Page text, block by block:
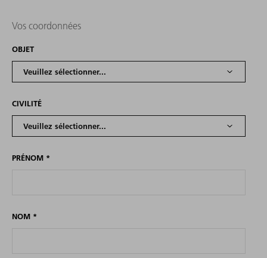
Vos coordonnées
OBJET
CIVILITÉ
PRÉNOM *
NOM *